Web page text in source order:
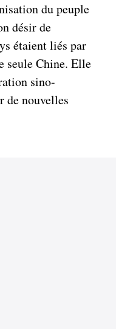
du peuple
désir de
étaient liés par
seule Chine. Elle
sino-
de nouvelles